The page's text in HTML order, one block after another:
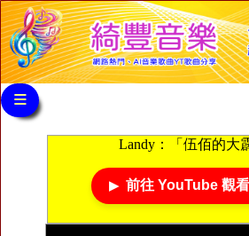
≡
Landy：「伍佰的大
前往 YouTube 觀